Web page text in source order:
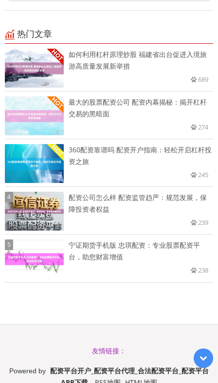
热门文章
如何利用杠杆原理炒股 福建省出台促进入境旅
游高质量发展新举措
689
最大的股票配资公司 配资内幕揭秘：揭开杠杆
交易的黑暗面
274
360配资靠谱吗 配资开户指南：轻松开启杠杆投
资之旅
245
4
配资公司怎么样 配资监管趋严：规范发展，保
障投资者权益
239
5
宁证期货手机版 忠琪配资：专业股票配资平
台，助您财富增值
238
友情链接：
Powered by 配资平台开户_配资平台代理_合法配资平台_配资平台